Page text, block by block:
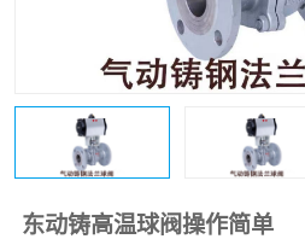
东动铸高温球阀操作简单
东光疏水阀
东光电动阀